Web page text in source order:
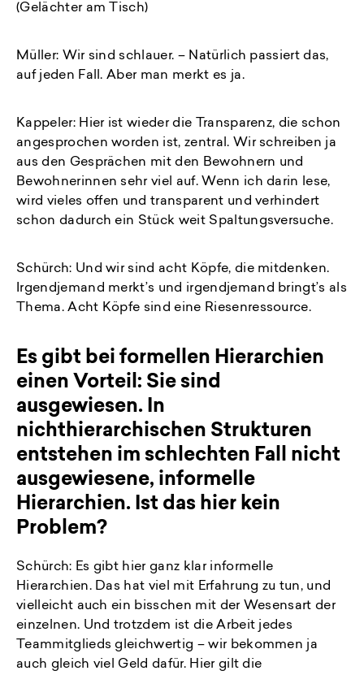
(Gelächter am Tisch)
Müller: Wir sind schlauer. – Natürlich passiert das,
auf jeden Fall. Aber man merkt es ja.
Kappeler: Hier ist wieder die Transparenz, die schon
angesprochen worden ist, zentral. Wir schreiben ja
aus den Gesprächen mit den Bewohnern und
Bewohnerinnen sehr viel auf. Wenn ich darin lese,
wird vieles offen und transparent und verhindert
schon dadurch ein Stück weit Spaltungsversuche.
Schürch: Und wir sind acht Köpfe, die mitdenken.
Irgendjemand merkt’s und irgendjemand bringt’s als
Thema. Acht Köpfe sind eine Riesenressource.
Es gibt bei formellen Hierarchien
einen Vorteil: Sie sind
ausgewiesen. In
nichthierarchischen Strukturen
entstehen im schlechten Fall nicht
ausgewiesene, informelle
Hierarchien. Ist das hier kein
Problem?
Schürch: Es gibt hier ganz klar informelle
Hierarchien. Das hat viel mit Erfahrung zu tun, und
vielleicht auch ein bisschen mit der Wesensart der
einzelnen. Und trotzdem ist die Arbeit jedes
Teammitglieds gleichwertig – wir bekommen ja
auch gleich viel Geld dafür. Hier gilt die